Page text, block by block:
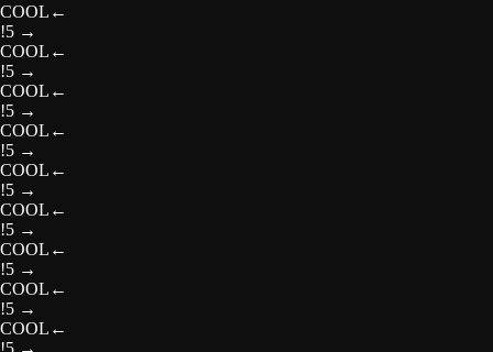
COOL ←
!5 →
COOL ←
!5 →
COOL ←
!5 →
COOL ←
!5 →
COOL ←
!5 →
COOL ←
!5 →
COOL ←
!5 →
COOL ←
!5 →
COOL ←
!5 →